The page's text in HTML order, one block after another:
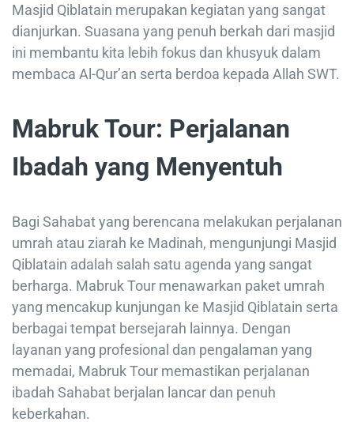
Masjid Qiblatain merupakan kegiatan yang sangat
dianjurkan. Suasana yang penuh berkah dari masjid
ini membantu kita lebih fokus dan khusyuk dalam
membaca Al-Qur’an serta berdoa kepada Allah SWT.
Mabruk Tour: Perjalanan
Ibadah yang Menyentuh
Bagi Sahabat yang berencana melakukan perjalanan
umrah atau ziarah ke Madinah, mengunjungi Masjid
Qiblatain adalah salah satu agenda yang sangat
berharga. Mabruk Tour menawarkan paket umrah
yang mencakup kunjungan ke Masjid Qiblatain serta
berbagai tempat bersejarah lainnya. Dengan
layanan yang profesional dan pengalaman yang
memadai, Mabruk Tour memastikan perjalanan
ibadah Sahabat berjalan lancar dan penuh
keberkahan.